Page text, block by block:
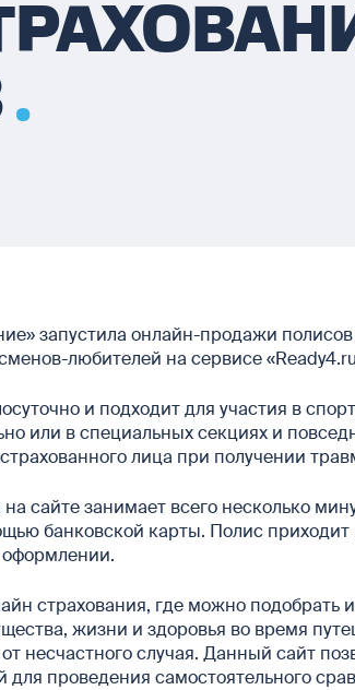
запустила онлайн-продажи полисов
любителей на сервисе
и подходит для участия в
или в специальных секциях и
лица при получении
сайте занимает всего несколько
банковской карты. Полис
страхования, где можно подобрать
жизни и здоровья во время
несчастного случая. Данный сайт
проведения самостоятельного